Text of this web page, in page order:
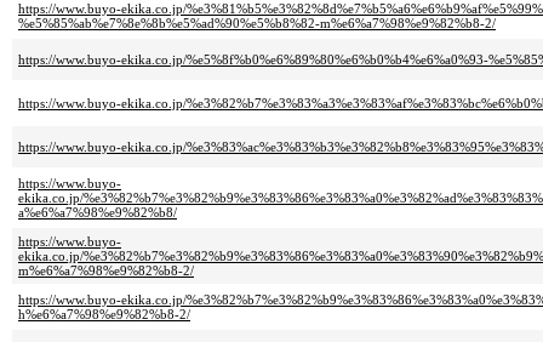
https://www.buyo-ekika.co.jp/
%e5%85%ab%e7%8e%8b%e5%ad%90%e5%b8%82-m%e6%a7%98%e9%82%b8-2/
https://www.buyo-ekika.co.jp/%e5%8f%b0%e6%89%80%e6%b0%b4%e6%a0%93-
https://www.buyo-ekika.co.jp/
https://www.buyo-ekika.co.jp/
https://www.buyo-
ekika.co.jp/
a%e6%a7%98%e9%82%b8/
https://www.buyo-
ekika.co.jp/
m%e6%a7%98%e9%82%b8-2/
https://www.buyo-ekika.co.jp/
h%e6%a7%98%e9%82%b8-2/